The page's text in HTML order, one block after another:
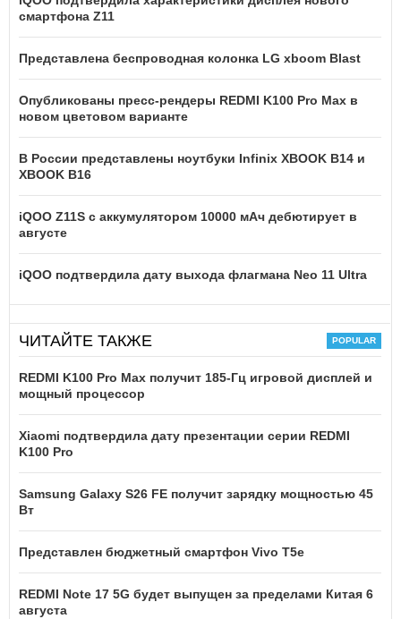
смартфона Z11
Представлена беспроводная колонка LG xboom Blast
Опубликованы пресс-рендеры REDMI K100 Pro Max в
новом цветовом варианте
В России представлены ноутбуки Infinix XBOOK B14 и
XBOOK B16
iQOO Z11S с аккумулятором 10000 мАч дебютирует в
августе
iQOO подтвердила дату выхода флагмана Neo 11 Ultra
ЧИТАЙТЕ ТАКЖЕ
REDMI K100 Pro Max получит 185-Гц игровой дисплей и
мощный процессор
Xiaomi подтвердила дату презентации серии REDMI
K100 Pro
Samsung Galaxy S26 FE получит зарядку мощностью 45
Вт
Представлен бюджетный смартфон Vivo T5e
REDMI Note 17 5G будет выпущен за пределами Китая 6
августа